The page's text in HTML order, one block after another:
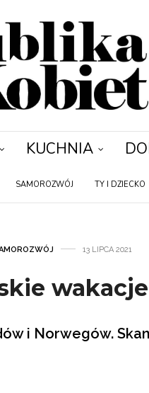
KUCHNIA
SAMOROZWÓJ TY I DZIECKO
13 LIPCA 2021
wakacje
i Norwegów.